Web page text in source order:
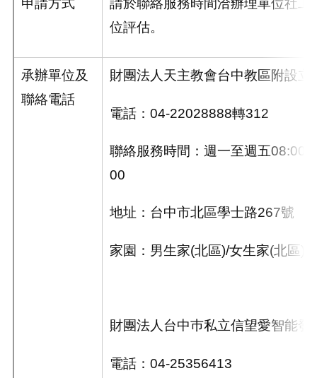
位評估。
承辦單位及
聯絡電話
財團法人天主教會台中教區附設立
電話： 04-22028888轉312
聯絡服務時間：週一至週五
00
地址：台中市北區學士路267號
家園：男生家(北區)/女生家(北區
財團法人台中巿私立信望愛智能發
電話： 04-25356413